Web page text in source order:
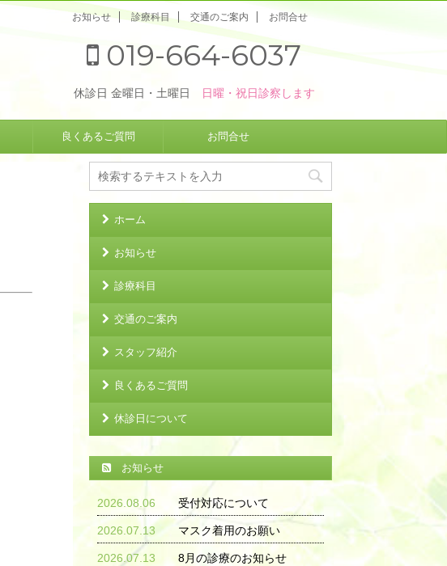
お知らせ 診療科目 交通のご案内 お問合せ
019-664-6037
休診日 金曜日・土曜日 日曜・祝日診察します
良くあるご質問 お問合せ
ホーム
お知らせ
診療科目
交通のご案内
スタッフ紹介
良くあるご質問
休診日について
お知らせ
2026.08.06 受付対応について
2026.07.13 マスク着用のお願い
2026.07.13 8月の診療のお知らせ